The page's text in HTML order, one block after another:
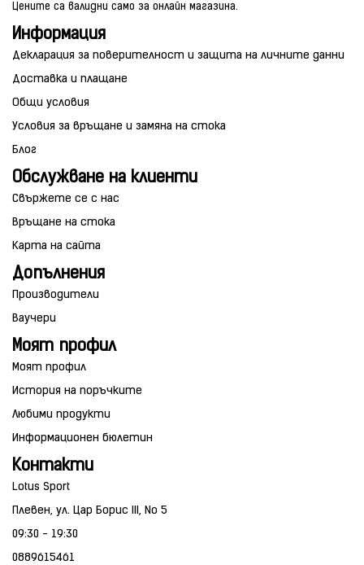
Цените са валидни само за онлайн магазина.
Информация
Декларация за поверителност и защита на личните данни
Доставка и плащане
Общи условия
Условия за връщане и замяна на стока
Блог
Обслужване на клиенти
Свържете се с нас
Връщане на стока
Карта на сайта
Допълнения
Производители
Ваучери
Моят профил
Моят профил
История на поръчките
Любими продукти
Информационен бюлетин
Контакти
Lotus Sport
Плевен, ул. Цар Борис III, No 5
09:30 - 19:30
0889615461